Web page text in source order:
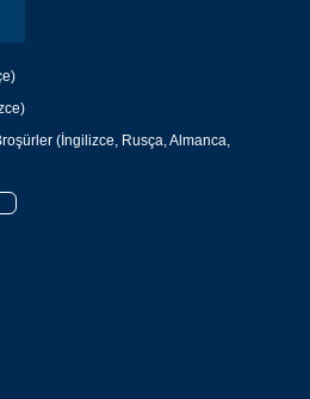
(İngilizce, Rusça, Almanca,